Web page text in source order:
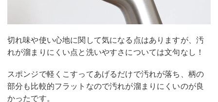
切れ味や使い心地に関して気になる点はありますが、汚
れが溜まりにくい点と洗いやすさについては文句なし！
スポンジで軽くこすってあげるだけで汚れが落ち、柄の
部分も比較的フラットなので汚れが溜まりにくいのが良
かったです。